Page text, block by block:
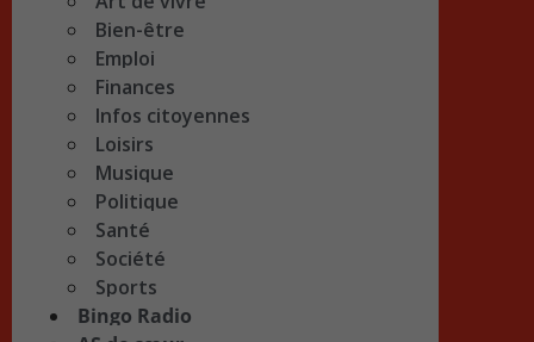
Bien-être
Emploi
Finances
Infos citoyennes
Loisirs
Musique
Politique
Santé
Société
Sports
Bingo Radio